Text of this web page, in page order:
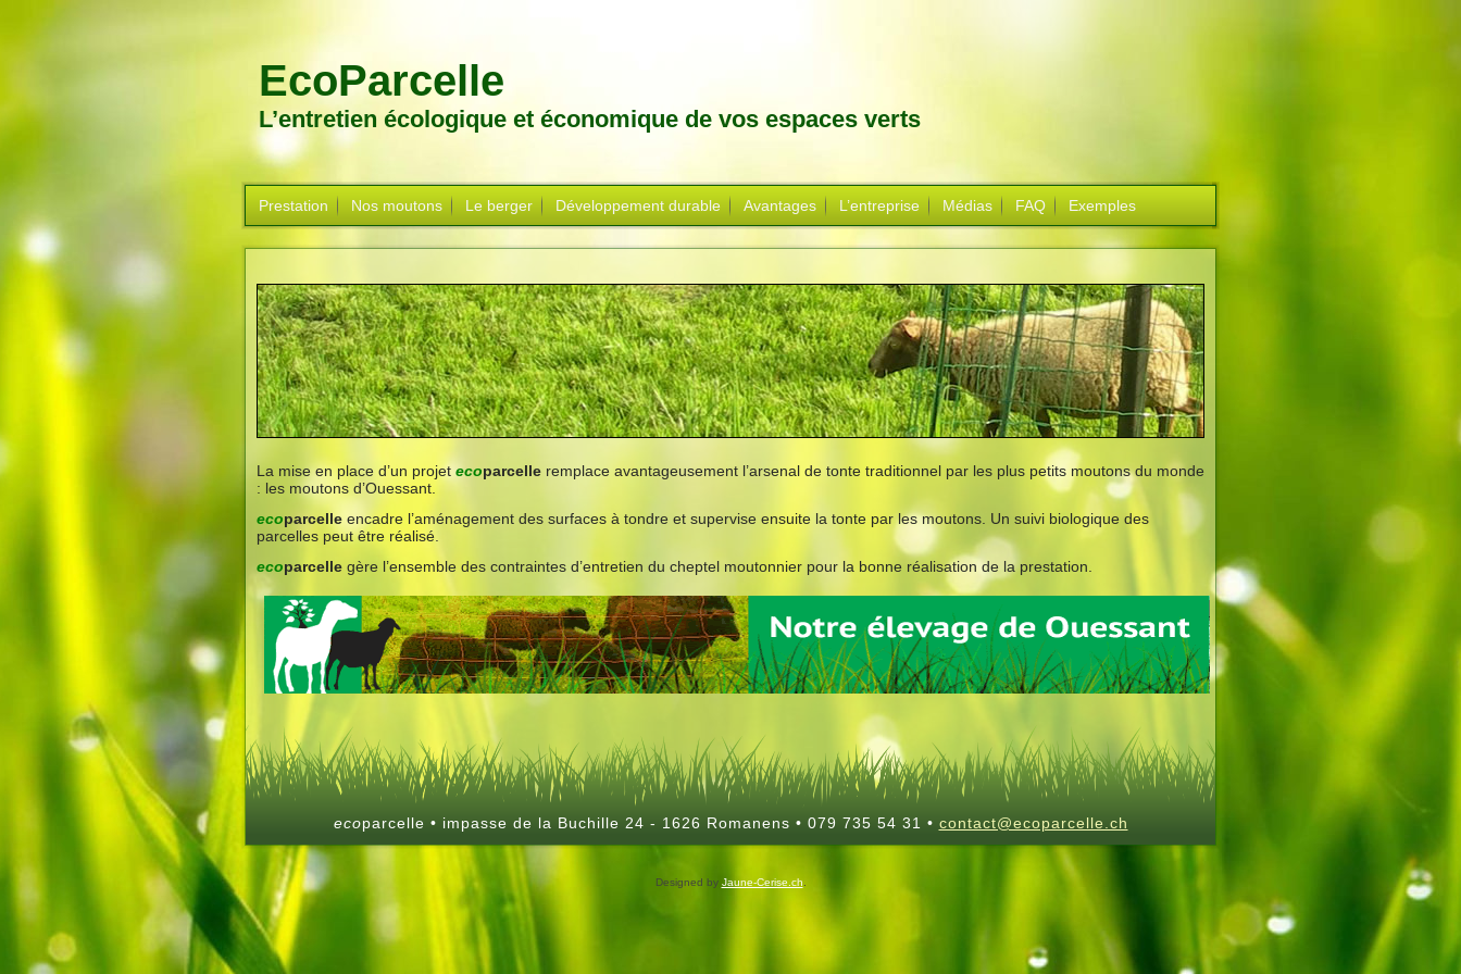
EcoParcelle
L’entretien écologique et économique de vos espaces verts
Prestation Nos moutons Le berger Développement durable Avantages L’entreprise Médias FAQ Exemples
La mise en place d’un projet ecoparcelle remplace avantageusement l’arsenal de tonte traditionnel par les plus petits moutons du monde
: les moutons d’Ouessant.
ecoparcelle encadre l’aménagement des surfaces à tondre et supervise ensuite la tonte par les moutons. Un suivi biologique des
parcelles peut être réalisé.
ecoparcelle gère l’ensemble des contraintes d’entretien du cheptel moutonnier pour la bonne réalisation de la prestation.
ecoparcelle • impasse de la Buchille 24 - 1626 Romanens • 079 735 54 31 • contact@ecoparcelle.ch
Designed by Jaune-Cerise.ch